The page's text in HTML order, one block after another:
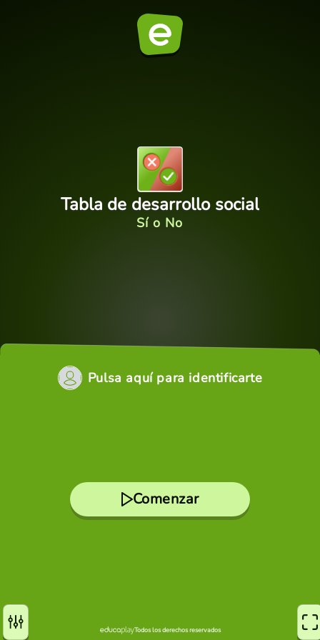
Tabla de desarrollo social
Sí o No
Pulsa aquí para identificarte
Comenzar
Todos los derechos reservados